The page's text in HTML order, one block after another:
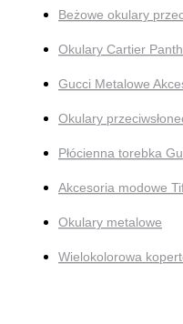
Beżowe okulary
Okulary Cartier
Gucci Metalowe
Okulary
Płócienna torebka
Akcesoria modowe
Okulary metalowe
Wielokolorowa